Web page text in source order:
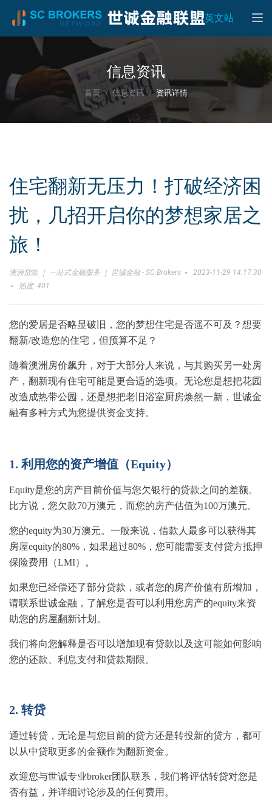
英文站
信息资讯
首页 信息资讯 资讯详情
住宅翻新无压力！打破经济困
扰，几招开启你的梦想家居之
旅！
澳洲贷款 ｜ 一站式金融服务 ｜ 世诚金融 - SC Brokers
2023-11-29 14:17:30
热度: 401
您的爱居是否略显破旧，您的梦想住宅是否遥不可及？想要
翻新/改造您的住宅，但预算不足？
随着澳洲房价飙升，对于大部分人来说，与其购买另一处房
产，翻新现有住宅可能是更合适的选项。 无论您是想把花园
改造成热带公园，还是想把老旧浴室厨房焕然一新，世诚金
融有多种方式为您提供资金支持。
1. 利用您的资产增值（Equity）
Equity是您的房产目前价值与您欠银行的贷款之间的差额。
比方说，您欠款70万澳元，而您的房产估值为100万澳元。
您的equity为30万澳元。一般来说，借款人最多可以获得其
房屋equity的80%，如果超过80%，您可能需要支付贷方抵押
保险费用（LMI）。
如果您已经偿还了部分贷款，或者您的房产价值有所增加，
请联系世诚金融，了解您是否可以利用您房产的equity来资
助您的房屋翻新计划。
我们将向您解释是否可以增加现有贷款以及这可能如何影响
您的还款、利息支付和贷款期限。
2. 转贷
通过转贷，无论是与您目前的贷方还是转投新的贷方，都可
以从中贷取更多的金额作为翻新资金。
欢迎您与世诚专业broker团队联系，我们将评估转贷对您是
否有益，并详细讨论涉及的任何费用。